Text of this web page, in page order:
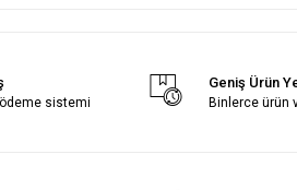
sistemi
Geniş Ürün
Binlerce ürün